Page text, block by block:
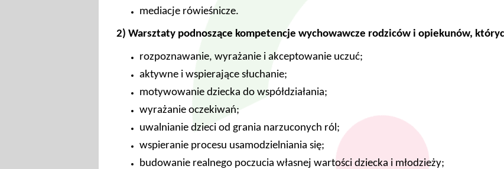
mediacje rówieśnicze.
2) Warsztaty podnoszące kompetencje wychowawcze rodziców i opiekunów,
rozpoznawanie, wyrażanie i akceptowanie uczuć;
aktywne i wspierające słuchanie;
motywowanie dziecka do współdziałania;
wyrażanie oczekiwań;
uwalnianie dzieci od grania narzuconych ról;
wspieranie procesu usamodzielniania się;
budowanie realnego poczucia własnej wartości dziecka i młodzieży;